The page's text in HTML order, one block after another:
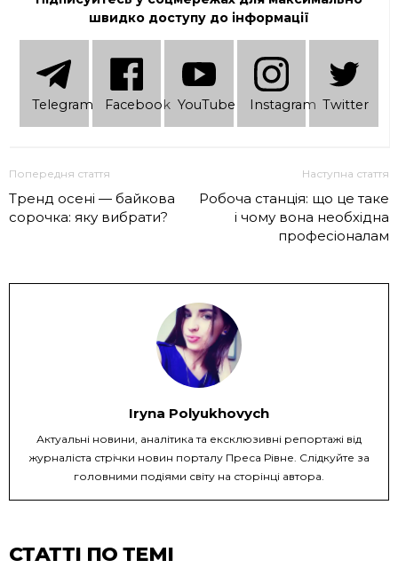
швидко доступу до інформації
Telеgram Facebook YouTube Instagram Twitter
Попередня стаття
Тренд осені — байкова
сорочка: яку вибрати?
Наступна стаття
Робоча станція: що це таке
і чому вона необхідна
професіоналам
Iryna Polyukhovych
Актуальні новини, аналітика та ексклюзивні репортажі від
журналіста стрічки новин порталу Преса Рівне. Слідкуйте за
головними подіями світу на сторінці автора.
СТАТТІ ПО ТЕМІ